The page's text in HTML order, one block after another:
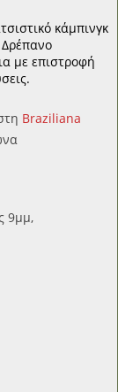
κάμπινγκ
με επιστροφή
Braziliana
9μμ,